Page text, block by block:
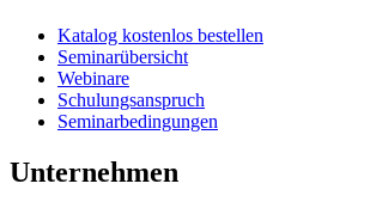
Katalog kostenlos bestellen
Seminarübersicht
Webinare
Schulungsanspruch
Seminarbedingungen
Unternehmen